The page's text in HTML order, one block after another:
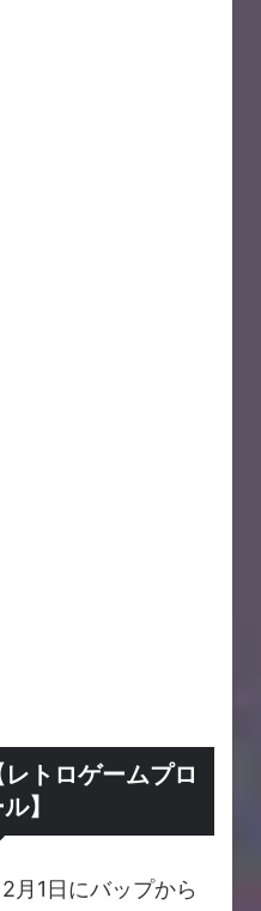
トロゲームプロ
】
月1日にバップから